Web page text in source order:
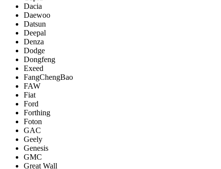
Dacia
Daewoo
Datsun
Deepal
Denza
Dodge
Dongfeng
Exeed
FangChengBao
FAW
Fiat
Ford
Forthing
Foton
GAC
Geely
Genesis
GMC
Great Wall